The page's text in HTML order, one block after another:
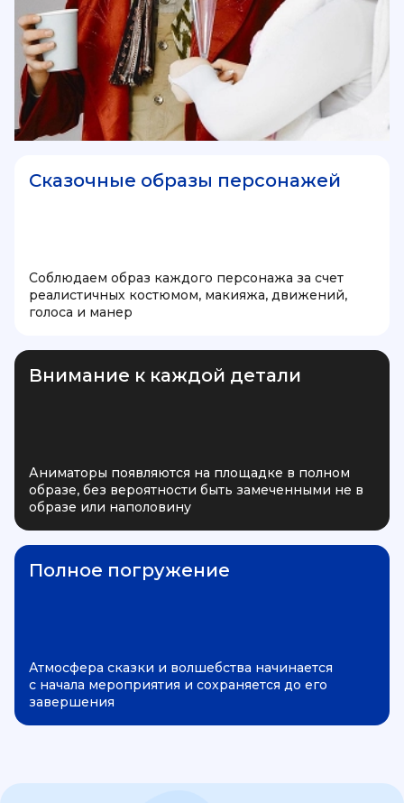
Сказочные образы персонажей
Соблюдаем образ каждого персонажа за счет
реалистичных костюмом, макияжа, движений,
голоса и манер
Внимание к каждой детали
Аниматоры появляются на площадке в полном
образе, без вероятности быть замеченными не в
образе или наполовину
Полное погружение
Атмосфера сказки и волшебства начинается
с начала мероприятия и сохраняется до его
завершения